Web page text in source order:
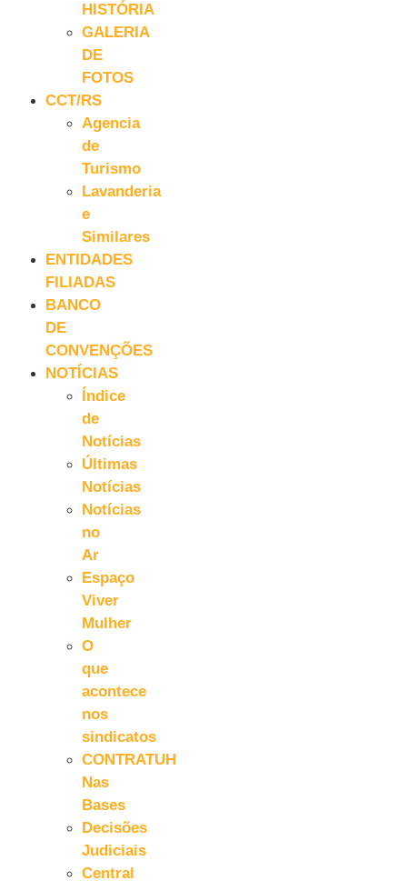
HISTÓRIA
GALERIA
DE
FOTOS
CCT/RS
Agencia
de
Turismo
Lavanderia
e
Similares
ENTIDADES
FILIADAS
BANCO
DE
CONVENÇÕES
NOTÍCIAS
Índice
de
Notícias
Últimas
Notícias
Notícias
no
Ar
Espaço
Viver
Mulher
O
que
acontece
nos
sindicatos
CONTRATUH
Nas
Bases
Decisões
Judiciais
Central